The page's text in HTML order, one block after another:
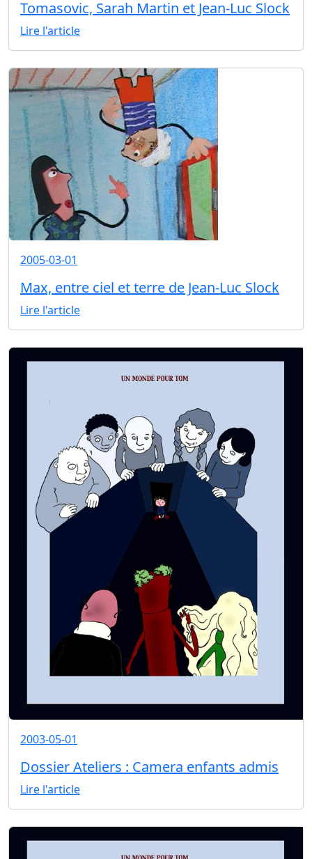
Tomasovic, Sarah Martin et Jean-Luc Slock
Lire l'article
2005-03-01
Max, entre ciel et terre de Jean-Luc Slock
Lire l'article
2003-05-01
Dossier Ateliers : Camera enfants admis
Lire l'article